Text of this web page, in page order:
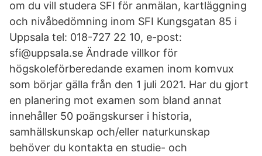
om du vill studera SFI för anmälan, kartläggning
och nivåbedömning inom SFI Kungsgatan 85 i
Uppsala tel: 018-727 22 10, e-post:
sfi@uppsala.se Ändrade villkor för
högskoleförberedande examen inom komvux
som börjar gälla från den 1 juli 2021. Har du gjort
en planering mot examen som bland annat
innehåller 50 poängskurser i historia,
samhällskunskap och/eller naturkunskap
behöver du kontakta en studie- och